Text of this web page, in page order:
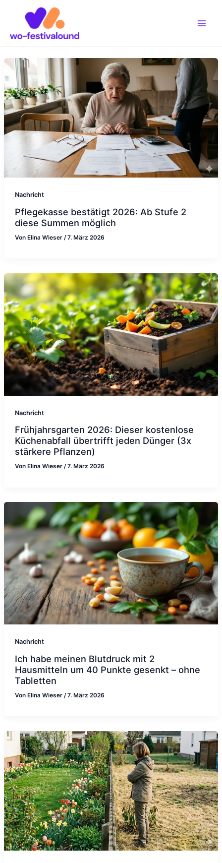
Nachricht
Pflegekasse bestätigt 2026: Ab Stufe 2
diese Summen möglich
Von Elina Wieser /7. März 2026
Nachricht
Frühjahrsgarten 2026: Dieser kostenlose
Küchenabfall übertrifft jeden Dünger (3x
stärkere Pflanzen)
Von Elina Wieser /7. März 2026
Nachricht
Ich habe meinen Blutdruck mit 2
Hausmitteln um 40 Punkte gesenkt – ohne
Tabletten
Von Elina Wieser /7. März 2026